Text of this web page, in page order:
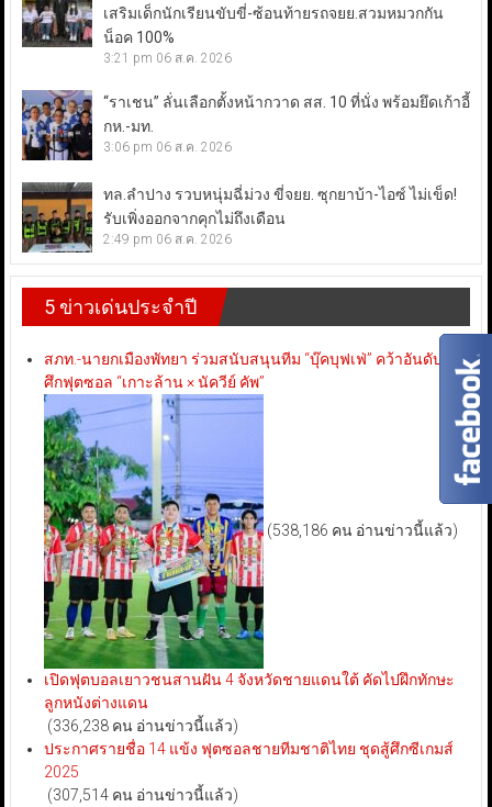
เสริมเด็กนักเรียนขับขี่-ซ้อนท้ายรถจยย.สวมหมวกกัน
น็อค 100%
3:21 pm 06 ส.ค. 2026
“ราเชน” ลั่นเลือกตั้งหน้ากวาด สส. 10 ที่นั่ง พร้อมยึดเก้าอี้
กห.-มท.
3:06 pm 06 ส.ค. 2026
ทล.ลำปาง รวบหนุ่มฉี่ม่วง ขี่จยย. ซุกยาบ้า-ไอซ์ ไม่เข็ด!
รับเพิ่งออกจากคุกไม่ถึงเดือน
2:49 pm 06 ส.ค. 2026
5 ข่าวเด่นประจำปี
สภท.-นายกเมืองพัทยา ร่วมสนับสนุนทีม “บุ๊คบุฟเฟ่” คว้าอันดับ 3
ศึกฟุตซอล “เกาะล้าน × นัควีย์ คัพ”
(538,186 คน อ่านข่าวนี้แล้ว)
เปิดฟุตบอลเยาวชนสานฝัน 4 จังหวัดชายแดนใต้ คัดไปฝึกทักษะ
ลูกหนังต่างแดน
(336,238 คน อ่านข่าวนี้แล้ว)
ประกาศรายชื่อ 14 แข้ง ฟุตซอลชายทีมชาติไทย ชุดสู้ศึกซีเกมส์
2025
(307,514 คน อ่านข่าวนี้แล้ว)